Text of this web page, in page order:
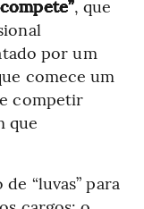
, que
por um
comece um
competir
que
“luvas” para